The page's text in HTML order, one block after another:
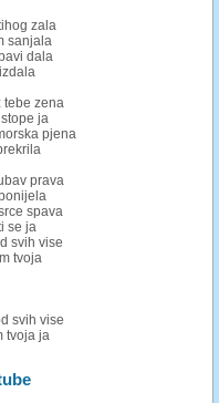
zala
sanjala
dala
tebe zena
ja
pjena
prava
spava
se ja
svih vise
tvoja
svih vise
tvoja ja